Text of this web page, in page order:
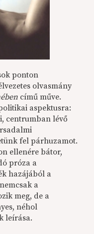
ponton
olvasmány
című műve.
aspektusra:
centrumban lévő
fel párhuzamot.
ellenére bátor,
próza a
hazájából a
a
meg, de a
néhol
leírása.